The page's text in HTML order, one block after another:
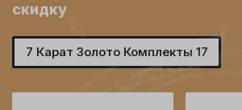
скидку
7 Карат Золото Комплекты 17